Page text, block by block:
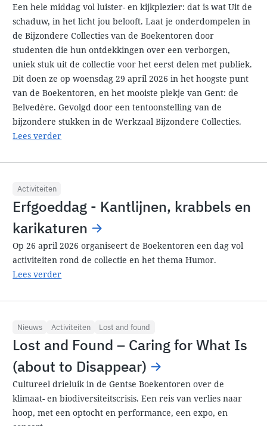
Een hele middag vol luister- en kijkplezier: dat is wat Uit de
schaduw, in het licht jou belooft. Laat je onderdompelen in
de Bijzondere Collecties van de Boekentoren door
studenten die hun ontdekkingen over een verborgen,
uniek stuk uit de collectie voor het eerst delen met publiek.
Dit doen ze op woensdag 29 april 2026 in het hoogste punt
van de Boekentoren, en het mooiste plekje van Gent: de
Belvedère. Gevolgd door een tentoonstelling van de
bijzondere stukken in de Werkzaal Bijzondere Collecties.
Lees verder
Activiteiten
Erfgoeddag - Kantlijnen, krabbels en
karikaturen
Op 26 april 2026 organiseert de Boekentoren een dag vol
activiteiten rond de collectie en het thema Humor.
Lees verder
Nieuws Activiteiten Lost and found
Lost and Found – Caring for What Is
(about to Disappear)
Cultureel drieluik in de Gentse Boekentoren over de
klimaat- en biodiversiteitscrisis. Een reis van verlies naar
hoop, met een optocht en performance, een expo, en